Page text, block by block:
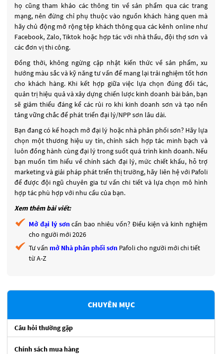
họ cũng tham khảo các thông tin về sản phẩm qua các trang
mạng, nên đừng chỉ phụ thuộc vào nguồn khách hàng quen mà
hãy chủ động mở rộng tệp khách thông qua các kênh online như
Facebook, Zalo, Tiktok hoặc hợp tác với nhà thầu, đội thợ sơn và
các đơn vị thi công.
Đồng thời, không ngừng cập nhật kiến thức về sản phẩm, xu
hướng màu sắc và kỹ năng tư vấn để mang lại trải nghiệm tốt hơn
cho khách hàng. Khi kết hợp giữa việc lựa chọn đúng đối tác,
quản trị hiệu quả và xây dựng chiến lược kinh doanh bài bản, bạn
sẽ giảm thiểu đáng kể các rủi ro khi kinh doanh sơn và tạo nền
tảng vững chắc để phát triển đại lý/NPP sơn lâu dài.
Bạn đang có kế hoạch mở đại lý hoặc nhà phân phối sơn? Hãy lựa
chọn một thương hiệu uy tín, chính sách hợp tác minh bạch và
luôn đồng hành cùng đại lý trong suốt quá trình kinh doanh. Nếu
bạn muốn tìm hiểu về chính sách đại lý, mức chiết khấu, hỗ trợ
marketing và giải pháp phát triển thị trường, hãy liên hệ với Pafoli
để được đội ngũ chuyên gia tư vấn chi tiết và lựa chọn mô hình
hợp tác phù hợp với nhu cầu của bạn.
Xem thêm bài viết:
Mở đại lý sơncần bao nhiêu vốn? Điều kiện và kinh nghiệm
cho người mới 2026
Tư vấn mở Nhà phân phối sơn Pafoli cho người mới chi tiết
từ A-Z
CHUYÊN MỤC
Câu hỏi thường gặp
Chính sách mua hàng